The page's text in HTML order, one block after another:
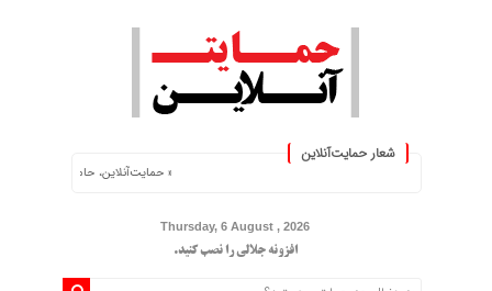
شعار حمایت‌آنلاین
« حمایت‌آنلاین، حامی همه مردم ایران »
Thursday, 6 August , 2026
افزونه جلالی را نصب کنید.